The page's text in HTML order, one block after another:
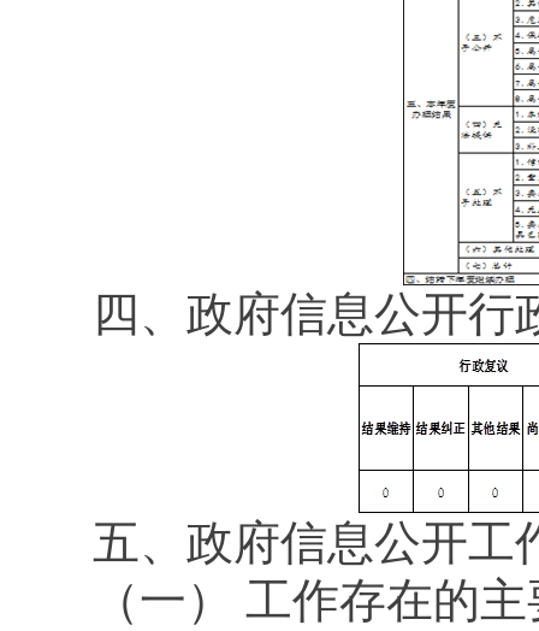
四、政府信息公开行
五、政府信息公开工
（一）
工作存在的